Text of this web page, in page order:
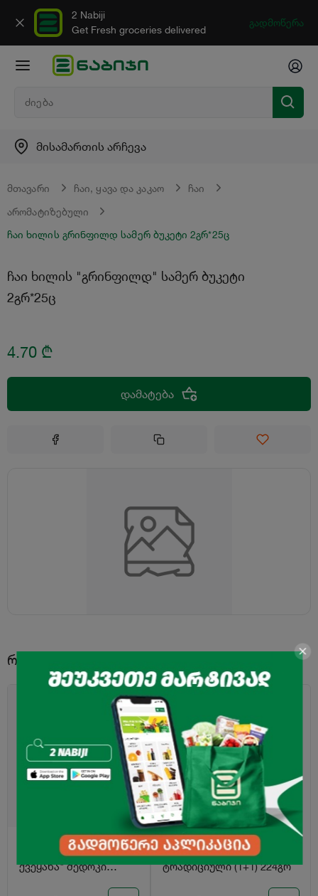
2 Nabiji
Get Fresh groceries delivered
გადმოწერა
მისამართის არჩევა
მთავარი ჩაი, ყავა და კაკაო ჩაი
არომატიზებული
ჩაი ხილის გრინფილდ სამერ ბუკეტი 2გრ*25ც
ჩაი ხილის "გრინფილდ" სამერ ბუკეტი
2გრ*25ც
4.70 ₾
დამატება
რამეს ხომ არ დაამატებდი?
ნამცხვარი "ტკბილი
ქვეყანა" მედოკი
ორცხობილა "საიუბილეო"
ტრადიციული (1+1) 224გრ